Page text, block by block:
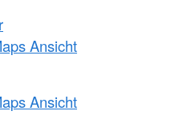
Ansicht
Ansicht